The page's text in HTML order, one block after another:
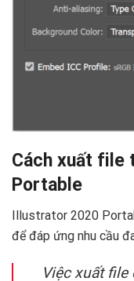
Cách xuất file
Portable
Illustrator 2020
để đáp ứng nhu cầu
Việc xuất